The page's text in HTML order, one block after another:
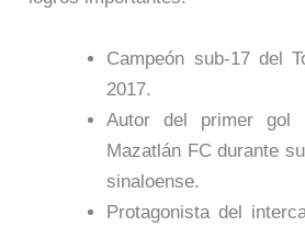
Campeón sub-17 del
2017.
Autor del primer gol
Mazatlán FC durante
sinaloense.
Protagonista del